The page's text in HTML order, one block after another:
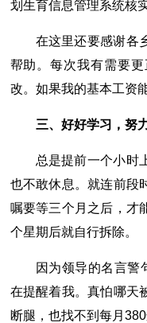
划生育信息管理系统核
在这里还要感谢各
帮助。每次我有需要
改。如果我的基本工资
三、好好学习，努
总是提前一个小时
也不敢休息。就连前段
嘱要等三个月之后，才
个星期后就自行拆除。
因为领导的名言警
在提醒着我。真怕哪天
断腿，也找不到每月